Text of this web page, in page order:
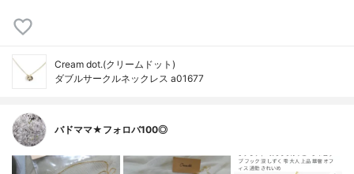
Cream dot.(クリームドット)
ダブルサークルネックレス a01677
バドママ★フォロバ100◎